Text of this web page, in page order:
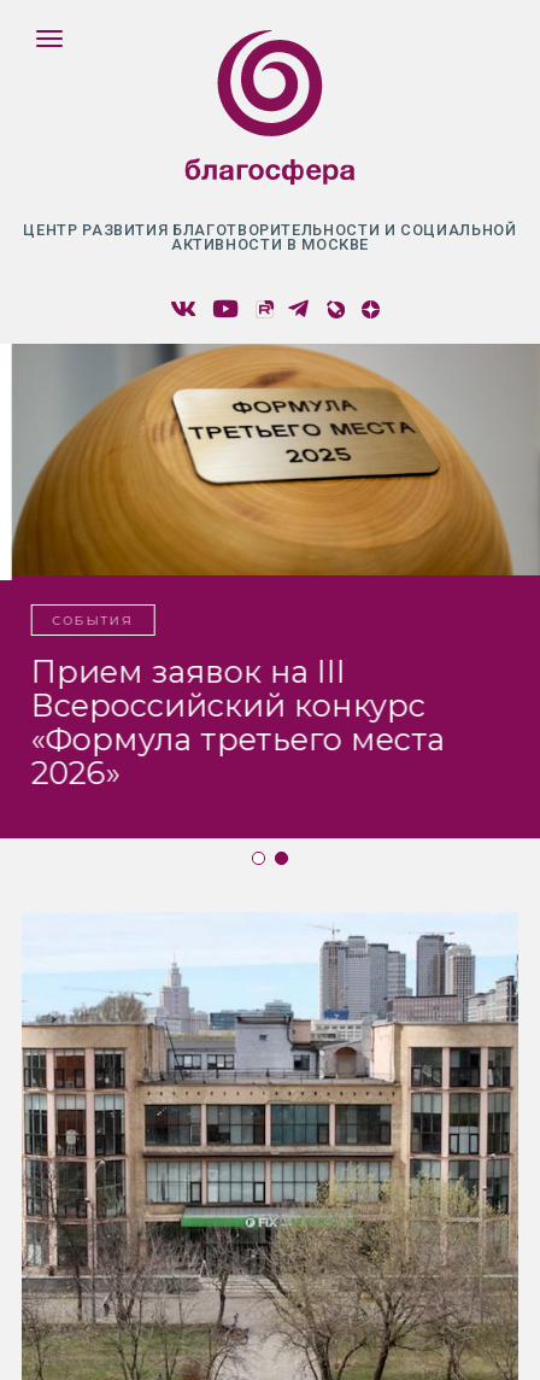
ЦЕНТР РАЗВИТИЯ БЛАГОТВОРИТЕЛЬНОСТИ И СОЦИАЛЬНОЙ
АКТИВНОСТИ В МОСКВЕ
СОБЫТИЯ
Прием заявок на III
Всероссийский конкурс
«Формула третьего места
2026»